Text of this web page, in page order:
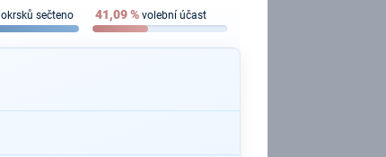
okrsků sečteno 41,09% volební účast